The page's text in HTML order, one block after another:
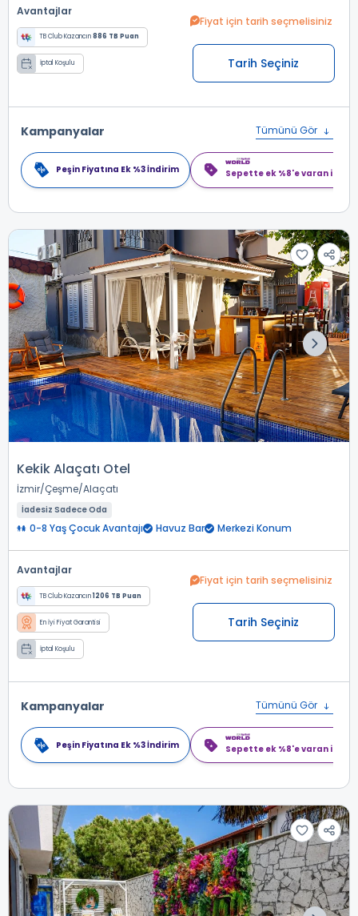
Avantajlar
TB Club Kazancın886 TB Puan
İptal Koşulu
Fiyat için tarih seçmelisiniz
Tarih Seçiniz
Kampanyalar Tümünü Gör
Peşin Fiyatına Ek %3 İndirim Sepette ek %8'e varan
Kekik Alaçatı Otel
İzmir Çeşme Alaçatı
İadesiz Sadece Oda
0-8 Yaş Çocuk Avantajı Havuz Bar Merkezi Konum
Avantajlar
TB Club Kazancın1206 TB Puan
En İyi Fiyat Garantisi
İptal Koşulu
Fiyat için tarih seçmelisiniz
Tarih Seçiniz
Kampanyalar Tümünü Gör
Peşin Fiyatına Ek %3 İndirim Sepette ek %8'e varan